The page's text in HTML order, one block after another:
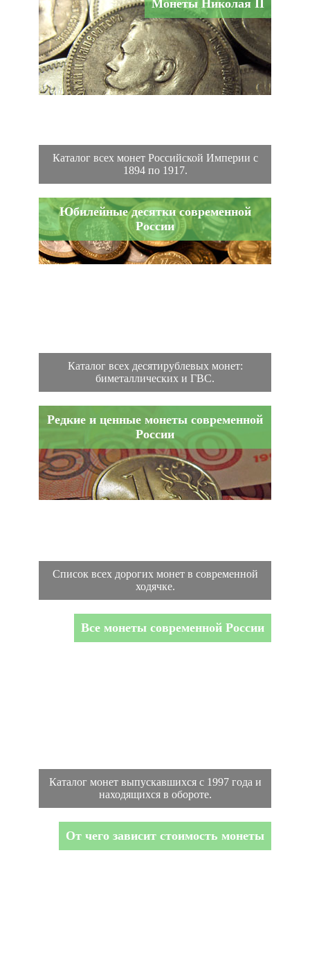
Монеты Николая II
Каталог всех монет Российской Империи с
1894 по 1917.
Юбилейные десятки современной
России
Каталог всех десятирублевых монет:
биметаллических и ГВС.
Редкие и ценные монеты современной
России
Список всех дорогих монет в современной
ходячке.
Все монеты современной России
Каталог монет выпускавшихся с 1997 года и
находящихся в обороте.
От чего зависит стоимость монеты